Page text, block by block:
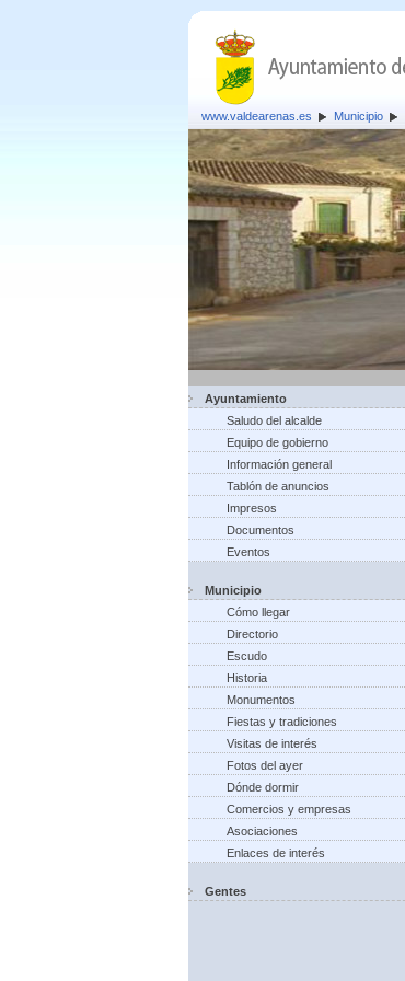
www.valdearenas.es Municipio
Ayuntamiento
Saludo del alcalde
Equipo de gobierno
Información general
Tablón de anuncios
Impresos
Documentos
Eventos
Municipio
Cómo llegar
Directorio
Escudo
Historia
Monumentos
Fiestas y tradiciones
Visitas de interés
Fotos del ayer
Dónde dormir
Comercios y empresas
Asociaciones
Enlaces de interés
Gentes